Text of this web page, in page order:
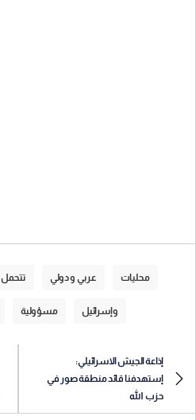
محليات عربي و دولي تتحمل
وإسرائيل مسؤولية
إذاعة الجيش الاسرائيلي:
إستهدفنا قائد منطقة صور في
حزب الله